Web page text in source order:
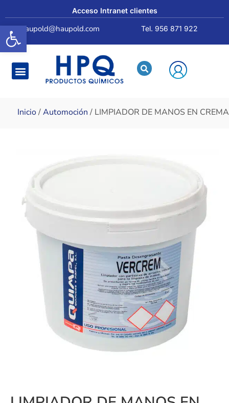
Abrir barra de herramientas
Acceso Intranet clientes
haupold@haupold.com Tel. 956 871 922
Inicio/Automoción/ LIMPIADOR DE MANOS EN CREMA